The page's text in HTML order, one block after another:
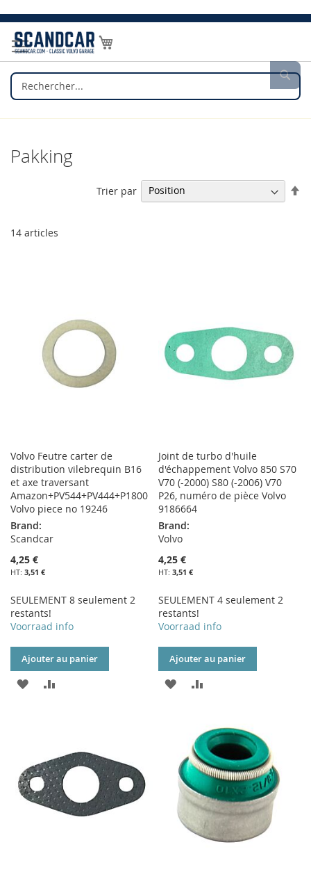
Allez
au
contenu
Mon panier
Pakking
14 articles
Trier par
Volvo Feutre carter de
distribution vilebrequin B16
et axe traversant
Amazon+PV544+PV444+P1800
Volvo piece no 19246
Brand:
Scandcar
4,25 €
3,51 €
SEULEMENT 8 seulement 2
restants!
Voorraad info
Ajouter au panier
AJOUTER
LISTE
D’ENVIE
Joint de turbo d'huile
d'échappement Volvo 850 S70
V70 (-2000) S80 (-2006) V70
P26, numéro de pièce Volvo
9186664
Brand:
Volvo
4,25 €
3,51 €
SEULEMENT 4 seulement 2
restants!
Voorraad info
Ajouter au panier
AJOUTER
LISTE
D’ENVIE
COMPARATEUR